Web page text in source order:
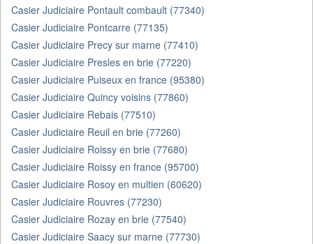
Casier Judiciaire Pontault combault (77340)
Casier Judiciaire Pontcarre (77135)
Casier Judiciaire Precy sur marne (77410)
Casier Judiciaire Presles en brie (77220)
Casier Judiciaire Puiseux en france (95380)
Casier Judiciaire Quincy voisins (77860)
Casier Judiciaire Rebais (77510)
Casier Judiciaire Reuil en brie (77260)
Casier Judiciaire Roissy en brie (77680)
Casier Judiciaire Roissy en france (95700)
Casier Judiciaire Rosoy en multien (60620)
Casier Judiciaire Rouvres (77230)
Casier Judiciaire Rozay en brie (77540)
Casier Judiciaire Saacy sur marne (77730)